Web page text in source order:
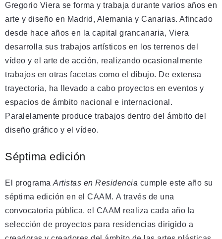
Gregorio Viera se forma y trabaja durante varios años en
arte y diseño en Madrid, Alemania y Canarias. Afincado
desde hace años en la capital grancanaria, Viera
desarrolla sus trabajos artísticos en los terrenos del
vídeo y el arte de acción, realizando ocasionalmente
trabajos en otras facetas como el dibujo. De extensa
trayectoria, ha llevado a cabo proyectos en eventos y
espacios de ámbito nacional e internacional.
Paralelamente produce trabajos dentro del ámbito del
diseño gráfico y el vídeo.
Séptima edición
El programa Artistas en Residencia cumple este año su
séptima edición en el CAAM. A través de una
convocatoria pública, el CAAM realiza cada año la
selección de proyectos para residencias dirigido a